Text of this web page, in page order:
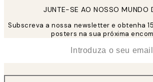
JUNTE-SE AO NOSSO MUNDO
Subscreva a nossa newsletter e obtenha
posters na sua próxima